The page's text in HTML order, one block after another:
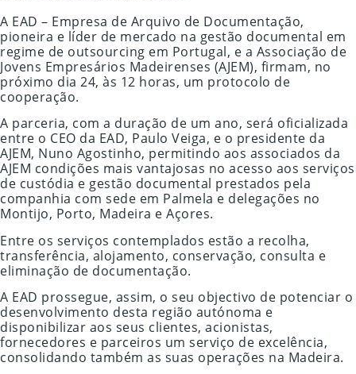
A EAD – Empresa de Arquivo de Documentação,
pioneira e líder de mercado na gestão documental em
regime de outsourcing em Portugal, e a Associação de
Jovens Empresários Madeirenses (AJEM), firmam, no
próximo dia 24, às 12 horas, um protocolo de
cooperação.
A parceria, com a duração de um ano, será oficializada
entre o CEO da EAD, Paulo Veiga, e o presidente da
AJEM, Nuno Agostinho, permitindo aos associados da
AJEM condições mais vantajosas no acesso aos serviços
de custódia e gestão documental prestados pela
companhia com sede em Palmela e delegações no
Montijo, Porto, Madeira e Açores.
Entre os serviços contemplados estão a recolha,
transferência, alojamento, conservação, consulta e
eliminação de documentação.
A EAD prossegue, assim, o seu objectivo de potenciar o
desenvolvimento desta região autónoma e
disponibilizar aos seus clientes, acionistas,
fornecedores e parceiros um serviço de excelência,
consolidando também as suas operações na Madeira.